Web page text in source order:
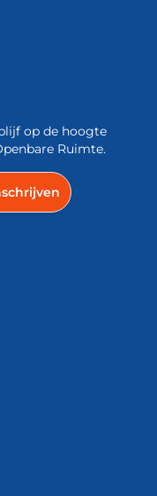
op de hoogte
Ruimte.